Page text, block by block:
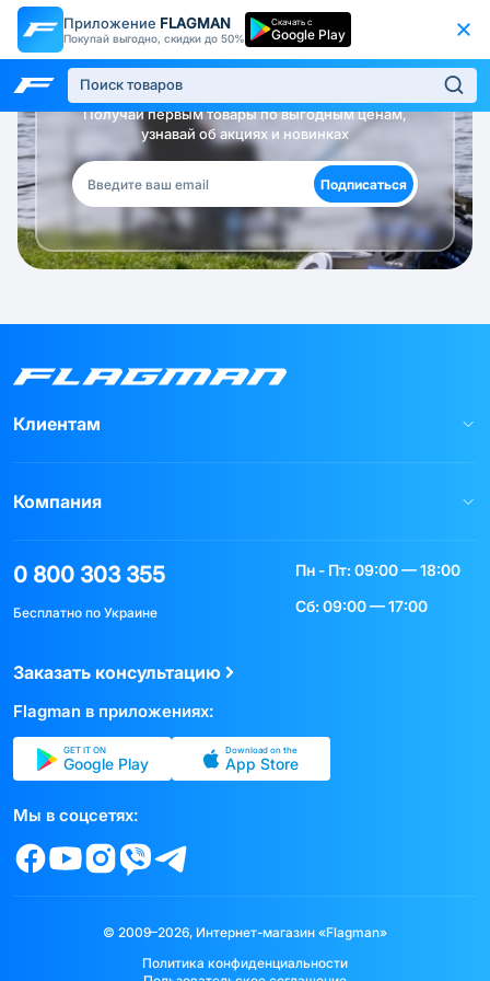
Приложение FLAGMAN
Покупай выгодно, скидки до 50%
Скачать с
Google Play
Будь в курсе!
Получай первым товары по выгодным ценам,
узнавай об акциях и новинках
Подписаться
Клиентам
Компания
0 800 303 355
Бесплатно по Украине
Пн - Пт: 09:00 — 18:00
Сб: 09:00 — 17:00
Заказать консультацию
Flagman в приложениях:
GET IT ON
Google Play
Download on the
App Store
Мы в соцсетях:
© 2009–2026, Интернет-магазин «Flagman»
Политика конфиденциальности